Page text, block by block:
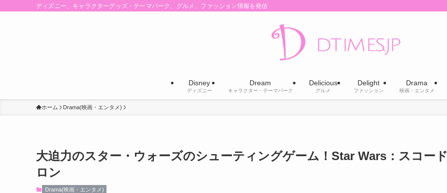
ディズニー、キャラクターグッズ・テーマパーク、グルメ、ファッション情報を発信
Disney
ディズニー
Dream
キャラクター・テーマパーク
Delicious
グルメ
Delight
ファッション
Drama
映画・エンタメ
ホーム Drama(映画・エンタメ)
大迫力のスター・ウォーズのシューティングゲーム！Star Wars：スコード
ロン
Drama(映画・エンタメ)